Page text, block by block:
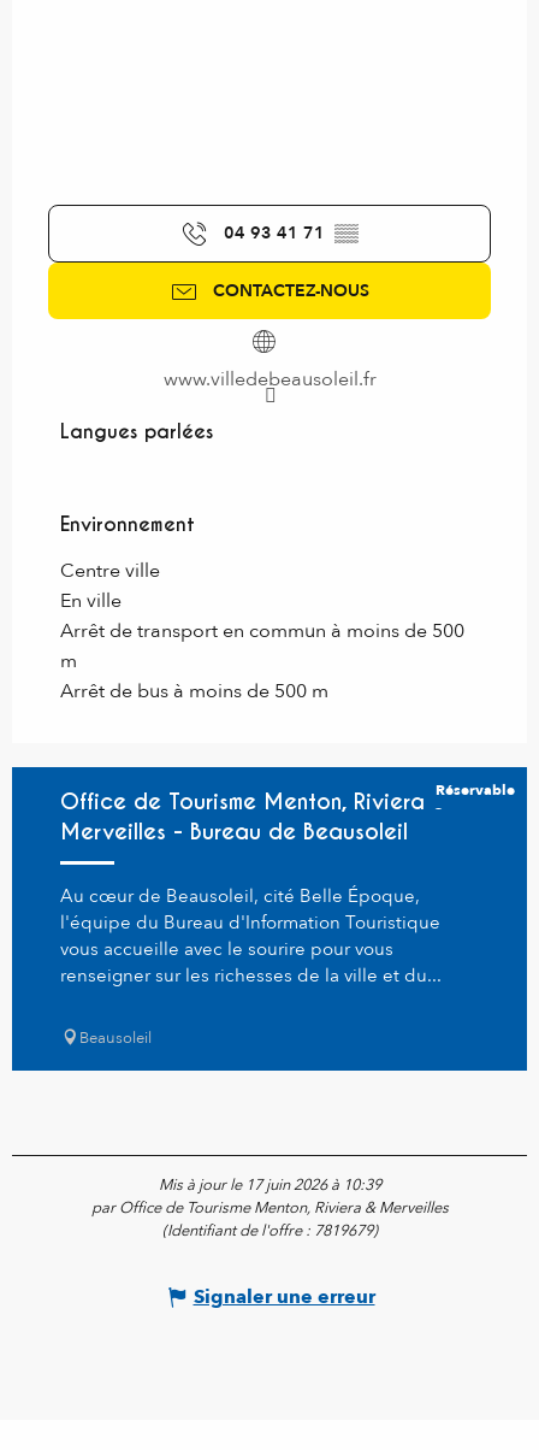
04 93 41 71 ▒▒
CONTACTEZ-NOUS
www.villedebeausoleil.fr
Langues parlées
Langues parlées
Environnement
Environnement
Centre ville
En ville
Arrêt de transport en commun à moins de 500
m
Arrêt de bus à moins de 500 m
Office de Tourisme Menton, Riviera &
Merveilles - Bureau de Beausoleil
Au cœur de Beausoleil, cité Belle Époque,
l'équipe du Bureau d'Information Touristique
vous accueille avec le sourire pour vous
renseigner sur les richesses de la ville et du...
Beausoleil
Réservable
Mis à jour le 17 juin 2026 à 10:39
par Office de Tourisme Menton, Riviera & Merveilles
(Identifiant de l'offre : 7819679)
Signaler une erreur